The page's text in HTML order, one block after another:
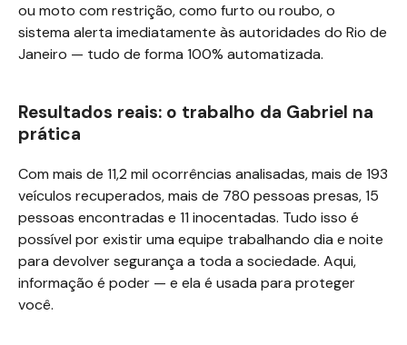
ou moto com restrição, como furto ou roubo, o
sistema alerta imediatamente às autoridades do Rio de
Janeiro — tudo de forma 100% automatizada.
Resultados reais: o trabalho da Gabriel na
prática
Com mais de 11,2 mil ocorrências analisadas, mais de 193
veículos recuperados, mais de 780 pessoas presas,15
pessoas encontradas e 11 inocentadas. Tudo isso é
possível por existir uma equipe trabalhando dia e noite
para devolver segurança a toda a sociedade. Aqui,
informação é poder — e ela é usada para proteger
você.